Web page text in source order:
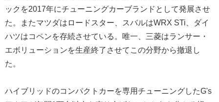
ックを2017年にチューニングカーブランドとして発展させ
た。またマツダはロードスター、スバルはWRX STi、ダイ
ハツはコペンを存続させている。唯一、三菱はランサー・
エボリューションを生産終了させてこの分野から撤退し
た。
ハイブリッドのコンパクトカーを専用チューニングしたG's